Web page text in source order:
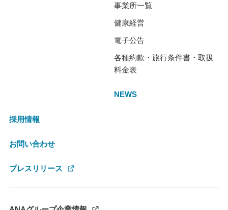
事業所一覧
健康経営
電子公告
各種約款・旅行条件書・取扱
料金表
NEWS
採用情報
お問い合わせ
プレスリリース